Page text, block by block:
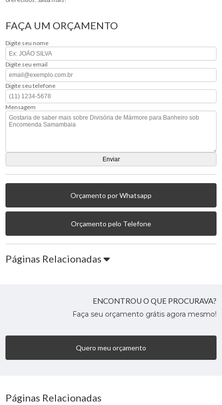
FAÇA UM ORÇAMENTO
Digite seu nome
Digite seu email
Digite seu telefone
Mensagem
Orçamento por Whatsapp
Orçamento pelo Telefone
Páginas Relacionadas
ENCONTROU O QUE PROCURAVA?
Faça seu orçamento grátis agora mesmo!
Quero meu orçamento
Páginas Relacionadas